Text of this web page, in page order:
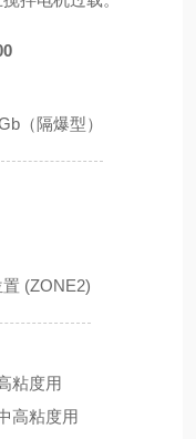
（隔爆型）
(ZONE2)
粘度用
高粘度用